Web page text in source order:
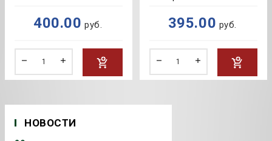
НОВОСТИ
400.00 руб. 395.00 руб.